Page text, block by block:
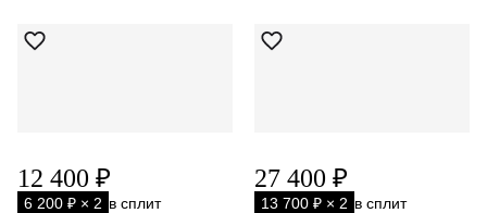
12 400 ₽
6 200 ₽ × 2 в сплит
27 400 ₽
13 700 ₽ × 2 в сплит